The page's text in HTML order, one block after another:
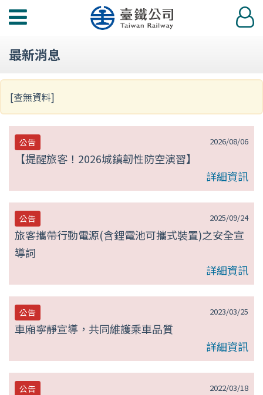
功
選
登
入
最新消息
[查無資料]
2026/08/06
公告
【提醒旅客！2026城鎮韌性防空演習】
詳細資訊
2025/09/24
公告
旅客攜帶行動電源(含鋰電池可攜式裝置)之安全宣
導詞
詳細資訊
2023/03/25
公告
車廂寧靜宣導，共同維護乘車品質
詳細資訊
2022/03/18
公告